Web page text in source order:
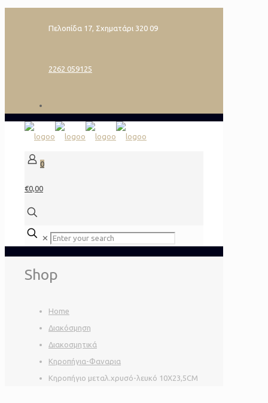
Πελοπίδα 17, Σχηματάρι 320 09
2262 059125
0
€0,00
✕
Shop
Home
Διακόσμηση
Διακοσμητικά
Κηροπήγια-Φαναρια
Κηροπήγιο μεταλ.χρυσό-λευκό 10Χ23,5CM